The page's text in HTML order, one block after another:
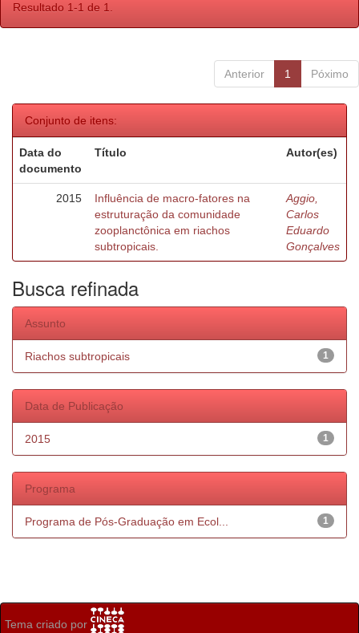
Resultado 1-1 de 1.
Anterior 1 Póximo
Conjunto de itens:
Data do
documento
Título Autor(es)
2015
Influência de macro-fatores na
estruturação da comunidade
zooplanctônica em riachos
subtropicais.
Aggio,
Carlos
Eduardo
Gonçalves
Busca refinada
Assunto
1
Riachos subtropicais
Data de Publicação
1
2015
Programa
1
Programa de Pós-Graduação em Ecol...
Tema criado por